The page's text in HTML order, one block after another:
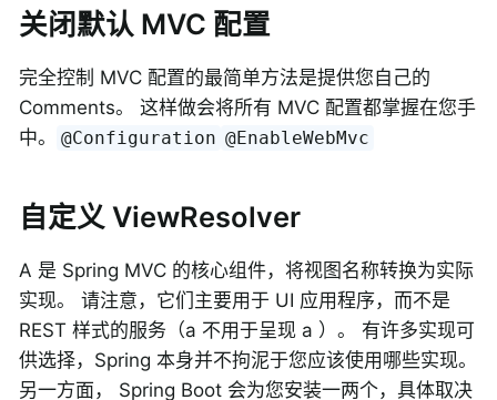
关闭默认 MVC 配置
完全控制 MVC 配置的最简单方法是提供您自己的
Comments。 这样做会将所有 MVC 配置都掌握在您手
中。
@Configuration @EnableWebMvc
自定义 ViewResolver
A 是 Spring MVC 的核心组件，将视图名称转换为实际
实现。 请注意，它们主要用于 UI 应用程序，而不是
REST 样式的服务（a 不用于呈现 a ）。 有许多实现可
供选择，Spring 本身并不拘泥于您应该使用哪些实现。
另一方面， Spring Boot 会为您安装一两个，具体取决